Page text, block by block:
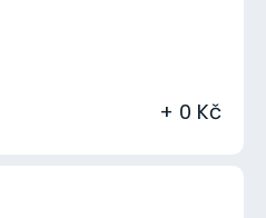
+ 0 Kč